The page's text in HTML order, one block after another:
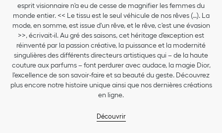
esprit visionnaire n'a eu de cesse de magnifier les femmes du
monde entier. << Le tissu est le seul véhicule de nos rêves (…). La
mode, en somme, est issue d'un rêve, et le rêve, c'est une évasion
>>, écrivait-il. Au gré des saisons, cet héritage d'exception est
réinventé par la passion créative, la puissance et la modernité
singulières des différents directeurs artistiques qui – de la haute
couture aux parfums – font perdurer avec audace, la magie Dior,
l'excellence de son savoir-faire et sa beauté du geste. Découvrez
plus encore notre histoire unique ainsi que nos dernières créations
en ligne.
Découvrir